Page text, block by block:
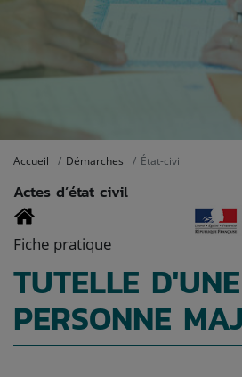
Accueil Démarches État-civil
Actes d’état civil
Fiche pratique
TUTELLE D'UNE
PERSONNE